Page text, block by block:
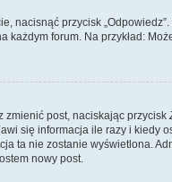
nacisnąć przycisk
forum. Na przykład:
zmienić post, naciskając przycisk
się informacja ile razy i kiedy
ta nie zostanie wyświetlona.
nowy post.